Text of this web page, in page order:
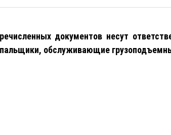
документов несут
обслуживающие